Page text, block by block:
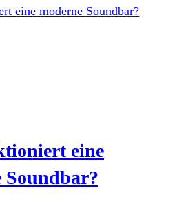
eine
Soundbar?